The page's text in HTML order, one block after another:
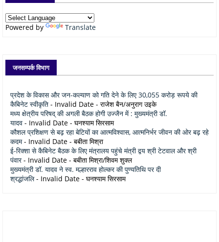
Powered by Translate
जनसम्पर्क विभाग
प्रदेश के विकास और जन-कल्याण को गति देने के लिए 30,055 करोड़ रूपये की
कैबिनेट स्वीकृति - Invalid Date - राजेश बैन/अनुराग उइके
मध्य क्षेत्रीय परिषद् की अगली बैठक होगी उज्जैन में : मुख्यमंत्री डॉ.
यादव - Invalid Date - घनश्याम सिरसाम
कौशल प्रशिक्षण से बढ़ रहा बेटियों का आत्मविश्वास, आत्मनिर्भर जीवन की ओर बढ़ रहे
कदम- Invalid Date - बबीता मिश्रा
ई-रिक्शा से कैबिनेट बैठक के लिए मंत्रालय पहुंचे मंत्री द्वय श्री टेटवाल और श्री
पंवार- Invalid Date - बबीता मिश्रा/शिवम शुक्ल
मुख्यमंत्री डॉ. यादव ने स्व. मल्हारराव होल्कर की पुण्यतिथि पर दी
श्रद्धांजलि- Invalid Date - घनश्याम सिरसाम